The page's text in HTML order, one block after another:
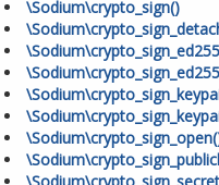
\Sodium\crypto_sign()